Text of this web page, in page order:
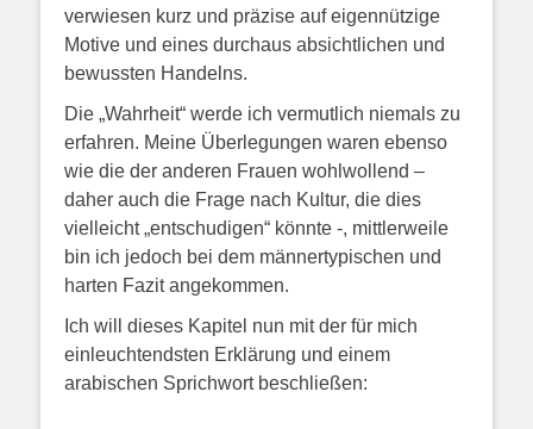
verwiesen kurz und präzise auf eigennützige
Motive und eines durchaus absichtlichen und
bewussten Handelns.
Die „Wahrheit“ werde ich vermutlich niemals zu
erfahren. Meine Überlegungen waren ebenso
wie die der anderen Frauen wohlwollend –
daher auch die Frage nach Kultur, die dies
vielleicht „entschudigen“ könnte -, mittlerweile
bin ich jedoch bei dem männertypischen und
harten Fazit angekommen.
Ich will dieses Kapitel nun mit der für mich
einleuchtendsten Erklärung und einem
arabischen Sprichwort beschließen: